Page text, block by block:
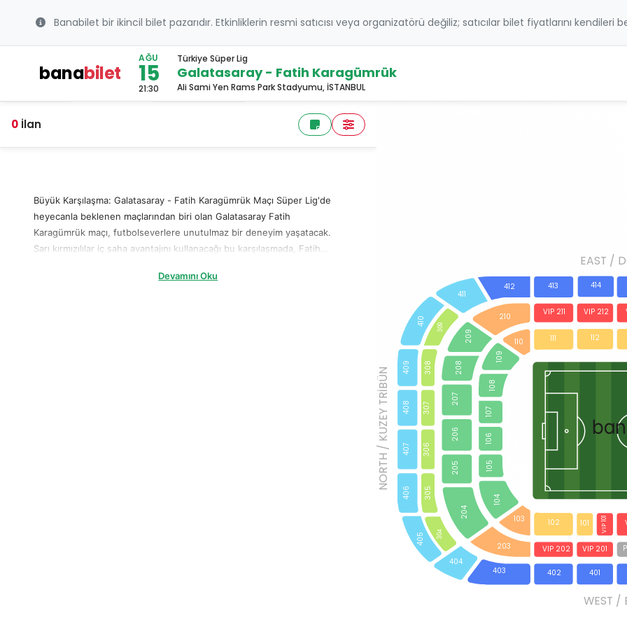
Banabilet bir ikincil bilet pazarıdır. Etkinliklerin resmi satıcısı veya organizatörü değiliz; satıcılar bilet fiyatlarını
banabilet
AĞU
15
21:30
Türkiye Süper Lig
Galatasaray - Fatih Karagümrük
Ali Sami Yen Rams Park Stadyumu, İSTANBUL
0 İlan
Büyük Karşılaşma: Galatasaray - Fatih Karagümrük Maçı Süper Lig'de
heyecanla beklenen maçlarından biri olan Galatasaray Fatih
Karagümrük maçı, futbolseverlere unutulmaz bir deneyim yaşatacak.
Sarı kırmızılılar iç saha avantajını kullanacağı bu karşılaşmada, Fatih
karşılaşma, Süper Lig sıralamasında belirleyici bir rol oynayacak.
Devamını Oku
411
410
409
408
407
406
405
404
209
208
207
206
205
204
109
108
107
106
105
104
412 413 414
403 402 401
210
110
203
103
112
111
102 101
309
308
307
306
305
304
VIP 212
VIP 211
VIP 202 VIP 201
VIP 101
WEST /
EAST /
NORTH / KUZEY TRİBÜN